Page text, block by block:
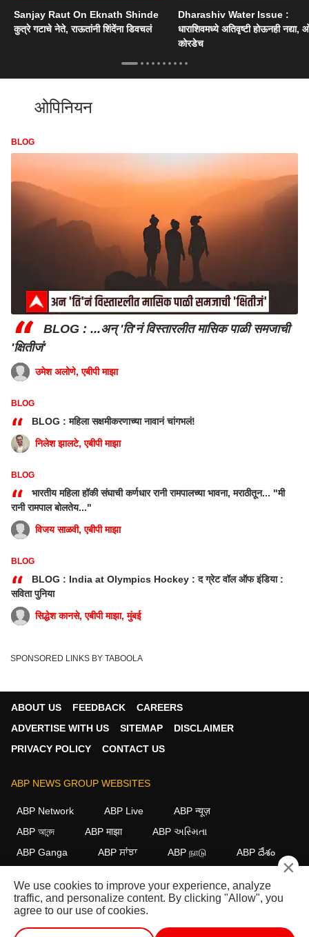
Sanjay Raut On Eknath Shinde
कुत्रे गटाचे नेते, राऊतांनी शिंदेंना डिवचलं
Dharashiv Water Issue :
धाराशिवमध्ये अतिवृष्टी होऊनही नद्या,
कोरडेच
ओपिनियन
BLOG
“
BLOG : ...अन् 'ति'नं विस्तारलीत मासिक पाळी समजाची
'क्षितीजं'
उमेश अलोणे, एबीपी माझा
BLOG
“
BLOG : महिला सक्षमीकरणाच्या नावानं चांगभलं!
निलेश झालटे, एबीपी माझा
BLOG
“
भारतीय महिला हॉकी संघाची कर्णधार रानी रामपालच्या भावना, मराठीतून... "मी
रानी रामपाल बोलतेय..."
विजय साळवी, एबीपी माझा
BLOG
“
BLOG : India at Olympics Hockey : द ग्रेट वॉल ऑफ इंडिया :
सविता पुनिया
सिद्धेश कानसे, एबीपी माझा, मुंबई
SPONSORED LINKS BY TABOOLA
ABOUT US FEEDBACK
CAREERS
ADVERTISE WITH US
SITEMAP
DISCLAIMER
PRIVACY POLICY
CONTACT US
ABP NEWS GROUP WEBSITES
ABP Network ABP Live
ABP न्यूज़
ABP আনন্দ
ABP माझा
ABP અસ્મિતા
ABP Ganga
ABP ਸਾਂਝਾ ABP நாடு ABP దేశం
FOLLOW US
×
We use cookies to improve your experience, analyze
traffic, and personalize content. By clicking "Allow", you
agree to our use of cookies.